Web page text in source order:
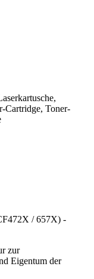
Cartridge, Toner-
/ 657X) -
zur
Eigentum der